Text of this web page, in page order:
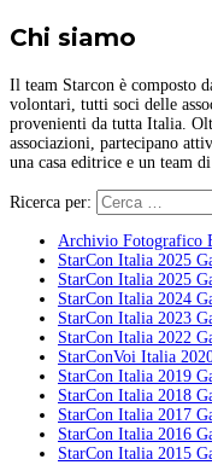
Chi siamo
Il team Starcon è composto
volontari, tutti soci delle
provenienti da tutta Italia.
associazioni, partecipano
una casa editrice e un team
Ricerca per:
Archivio Fotografico
StarCon Italia 2025
StarCon Italia 2025
StarCon Italia 2024
StarCon Italia 2023
StarCon Italia 2022
StarConVoi Italia
StarCon Italia 2019
StarCon Italia 2018
StarCon Italia 2017
StarCon Italia 2016
StarCon Italia 2015